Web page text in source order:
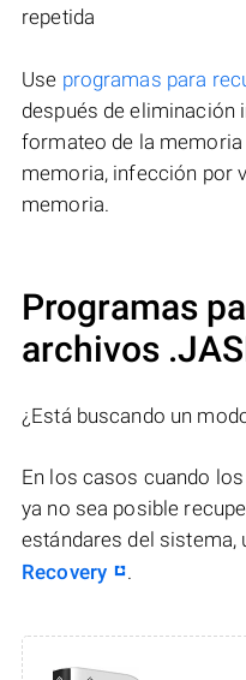
repetida
Use programas para
después de eliminación
formateo de la
memoria, infección por
memoria.
Programas
archivos
¿Está buscando un
En los casos cuando
ya no sea posible
estándares del sistema,
Recovery
.